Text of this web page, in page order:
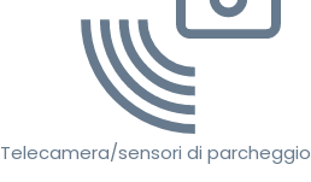
Telecamera/sensori di parcheggio